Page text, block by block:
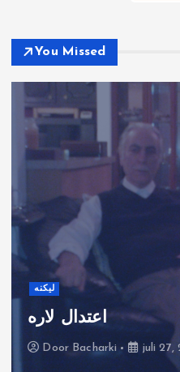
You Missed
لیکنه
اعتدال لاره
Door Bacharki juli 27,